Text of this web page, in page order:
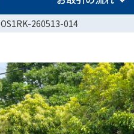
OS1RK-260513-014